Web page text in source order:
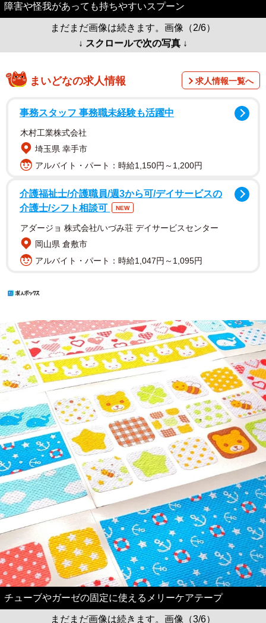
障害や怪我があっても持ちやすいスプーン
まだまだ画像は続きます。画像（2/6）
↓ スクロールで次の写真 ↓
まいどなの求人情報 求人情報一覧へ
事務スタッフ 事務職未経験も活躍中
木村工業株式会社
埼玉県 幸手市
アルバイト・パート：時給1,150円～1,200円
介護福祉士/介護職員/週3から可/デイサービスの
介護士/シフト相談可
NEW
アダージョ 株式会社/いづみ荘 デイサービスセンター
岡山県 倉敷市
アルバイト・パート：時給1,047円～1,095円
チューブやガーゼの固定に使えるメリーケアテープ
まだまだ画像は続きます。画像（3/6）